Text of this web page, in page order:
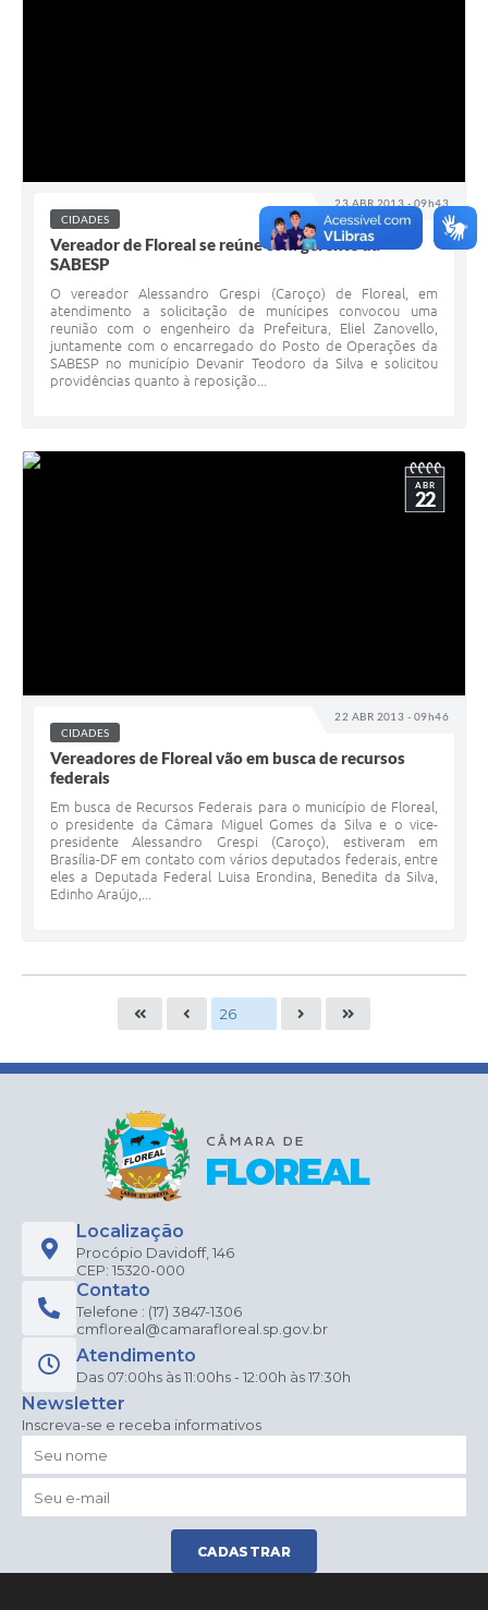
23 ABR 2013 - 09h43
CIDADES
Vereador de Floreal se reúne com gerente da
SABESP
O vereador Alessandro Grespi (Caroço) de Floreal, em
atendimento a solicitação de munícipes convocou uma
reunião com o engenheiro da Prefeitura, Eliel Zanovello,
juntamente com o encarregado do Posto de Operações da
SABESP no município Devanir Teodoro da Silva e solicitou
providências quanto à reposição...
22 ABR 2013 - 09h46
ABR
22
CIDADES
Vereadores de Floreal vão em busca de recursos
federais
Em busca de Recursos Federais para o município de Floreal,
o presidente da Câmara Miguel Gomes da Silva e o vice-
presidente Alessandro Grespi (Caroço), estiveram em
Brasília-DF em contato com vários deputados federais, entre
eles a Deputada Federal Luisa Erondina, Benedita da Silva,
Edinho Araújo,...
Localização
Procópio Davidoff, 146
CEP: 15320-000
Contato
Telefone : (17) 3847-1306
cmfloreal@camarafloreal.sp.gov.br
Atendimento
Das 07:00hs às 11:00hs - 12:00h às 17:30h
Newsletter
Inscreva-se e receba informativos
CADASTRAR